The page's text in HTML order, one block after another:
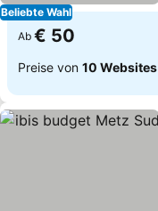
Beliebte Wahl
Ab € 50
Preise von 10 Websites